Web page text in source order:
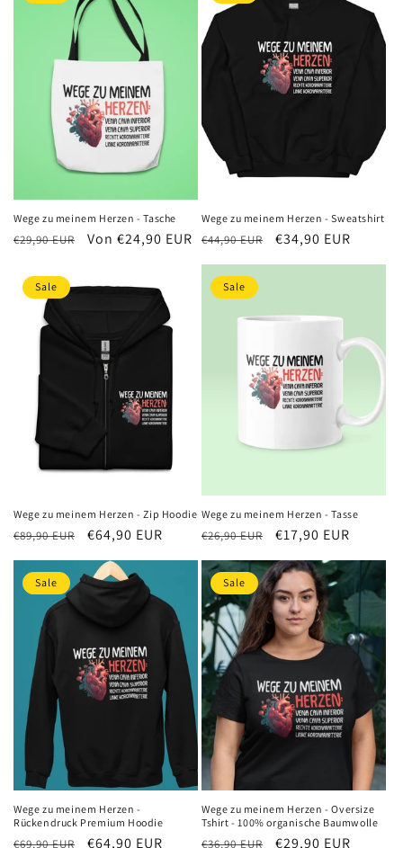
Wege zu meinem Herzen - Tasche
Normaler
€29,90 EUR Verkaufspreis
Von €24,90 EUR
Wege zu meinem Herzen - Sweatshirt
Normaler
€44,90 EUR Verkaufspreis
€34,90 EUR
Sale
Wege zu meinem Herzen - Zip Hoodie
Normaler
€89,90 EUR Verkaufspreis
€64,90 EUR
Sale
Wege zu meinem Herzen - Tasse
Normaler
€26,90 EUR Verkaufspreis
€17,90 EUR
Sale
Wege zu meinem Herzen -
Rückendruck Premium Hoodie
Normaler
€69,90 EUR Verkaufspreis
€64,90 EUR
Sale
Wege zu meinem Herzen - Oversize
Tshirt - 100% organische Baumwolle
Normaler
€36,90 EUR Verkaufspreis
€29,90 EUR